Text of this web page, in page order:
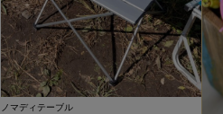
ノマディテーブル